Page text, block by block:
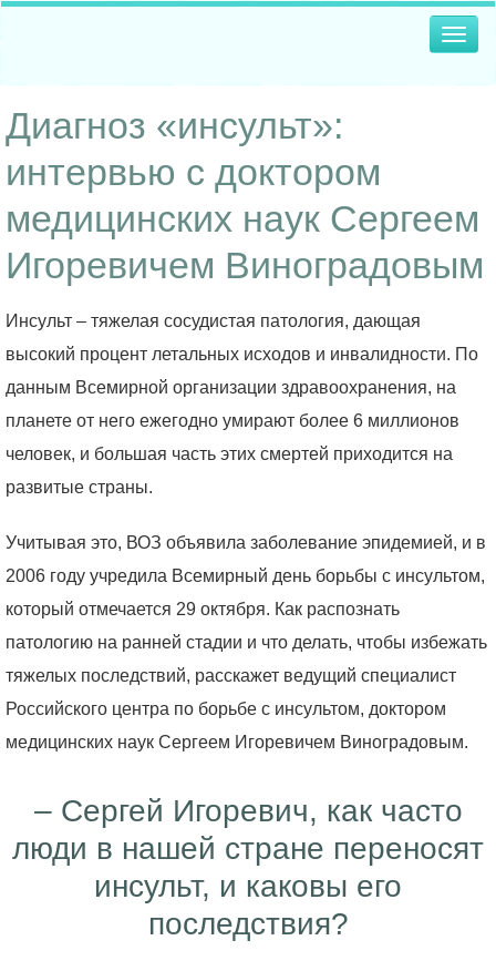
Диагноз «инсульт»:
интервью с доктором
медицинских наук Сергеем
Игоревичем Виноградовым
Инсульт – тяжелая сосудистая патология, дающая
высокий процент летальных исходов и инвалидности. По
данным Всемирной организации здравоохранения, на
планете от него ежегодно умирают более 6 миллионов
человек, и большая часть этих смертей приходится на
развитые страны.
Учитывая это, ВОЗ объявила заболевание эпидемией, и в
2006 году учредила Всемирный день борьбы с инсультом,
который отмечается 29 октября. Как распознать
патологию на ранней стадии и что делать, чтобы избежать
тяжелых последствий, расскажет ведущий специалист
Российского центра по борьбе с инсультом, доктором
медицинских наук Сергеем Игоревичем Виноградовым.
– Сергей Игоревич, как часто
люди в нашей стране переносят
инсульт, и каковы его
последствия?